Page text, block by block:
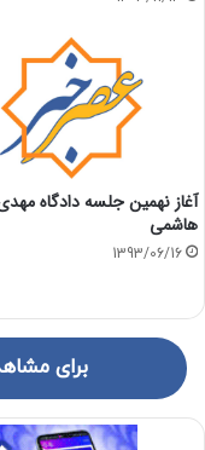
آغاز نهمین جلسه دادگاه
هاشمی
1393/06/16
برای